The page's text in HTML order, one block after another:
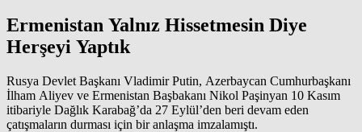
Ermenistan Yalnız Hissetmesin Diye
Herşeyi Yaptık
Rusya Devlet Başkanı Vladimir Putin, Azerbaycan Cumhurbaşkanı
İlham Aliyev ve Ermenistan Başbakanı Nikol Paşinyan 10 Kasım
itibariyle Dağlık Karabağ’da 27 Eylül’den beri devam eden
çatışmaların durması için bir anlaşma imzalamıştı.